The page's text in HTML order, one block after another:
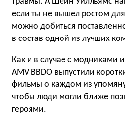
если ты не вышел ростом для
можно добиться
в состав одной из лучших
Как и в случае с модниками
AMV BBDO выпустили
фильмы о каждом из
чтобы люди могли ближе
героями.